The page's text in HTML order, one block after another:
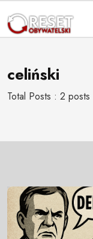
celiński
Total Posts : 2 posts